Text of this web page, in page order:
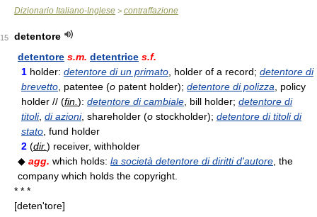
Dizionario Italiano-Inglese > contraffazione
15
detentore
detentore s.m. detentrice s.f.
1 holder: detentore di un primato, holder of a record; detentore di
brevetto, patentee (o patent holder); detentore di polizza, policy
holder // (fin.): detentore di cambiale, bill holder; detentore di
titoli, di azioni, shareholder (o stockholder); detentore di titoli di
stato, fund holder
2 (dir.) receiver, withholder
◆ agg. which holds: la società detentore di diritti d'autore, the
company which holds the copyright.
* * *
[deten'tore]